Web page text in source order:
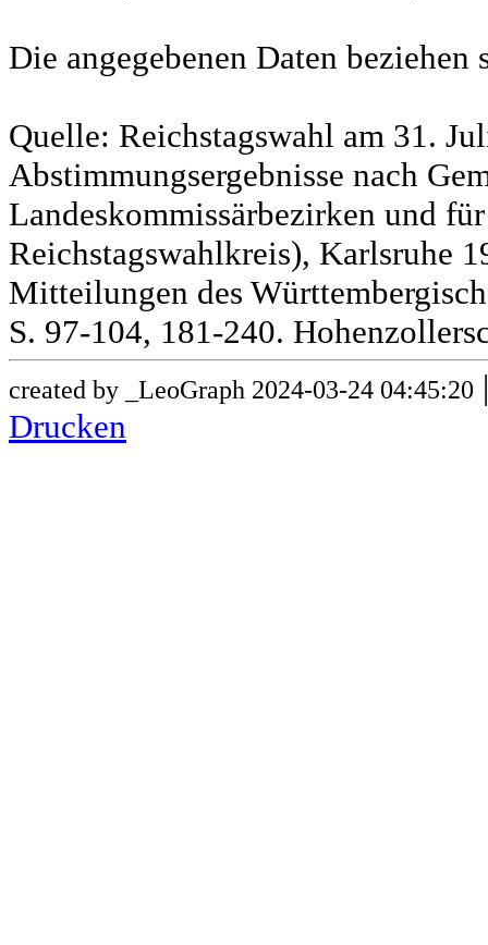
Die angegebenen Daten
Quelle: Reichstagswahl am 31.
Abstimmungsergebnisse nach
Landeskommissärbezirken und
Reichstagswahlkreis), Karlsruhe
Mitteilungen des
S. 97-104, 181-240.
created by _LeoGraph 2024-03-24 04:45:20
Drucken